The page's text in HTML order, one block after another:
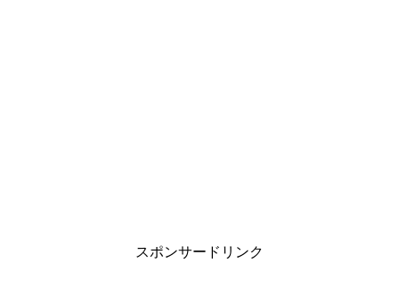
スポンサードリンク